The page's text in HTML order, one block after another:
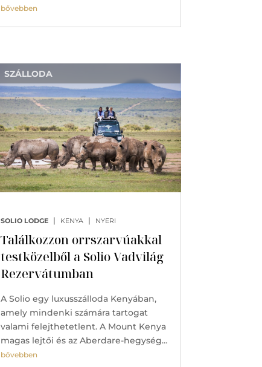
bővebben
Találkozzon orrszarvúakkal
testközelből a Solio Vadvilág
Rezervátumban
SOLIO LODGE | KENYA | NYERI
SZÁLLODA
A Solio egy luxusszálloda Kenyában,
amely mindenki számára tartogat
valami felejthetetlent. A Mount Kenya
magas lejtői és az Aberdare-hegység…
bővebben